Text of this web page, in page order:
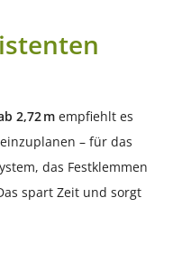
2,72 m empfiehlt es
– für das
das Festklemmen
spart Zeit und sorgt